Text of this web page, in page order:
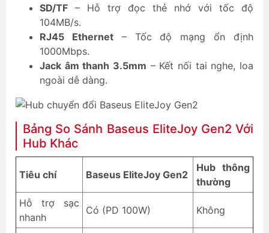
SD/TF – Hỗ trợ đọc thẻ nhớ với tốc độ
104MB/s.
RJ45 Ethernet– Tốc độ mạng ổn định
1000Mbps.
Jack âm thanh 3.5mm – Kết nối tai nghe, loa
ngoài dễ dàng.
Bảng So Sánh Baseus EliteJoy Gen2 Với
Hub Khác
Tiêu chí Baseus EliteJoy Gen2
Hub thông
thường
Hỗ trợ sạc
nhanh
Có (PD 100W) Không